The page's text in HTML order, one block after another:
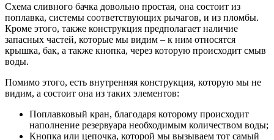
Схема сливного бачка довольно простая, она состоит из
поплавка, системы соответствующих рычагов, и из пломбы.
Кроме этого, также конструкция предполагает наличие
запасных частей, которые мы видим – к ним относятся
крышка, бак, а также кнопка, через которую происходит смыв
воды.
Помимо этого, есть внутренняя конструкция, которую мы не
видим, а состоит она из таких элементов:
Поплавковый кран, благодаря которому происходит
наполнение резервуара необходимым количеством воды;
Кнопка или цепочка, которой мы вызываем тот самый